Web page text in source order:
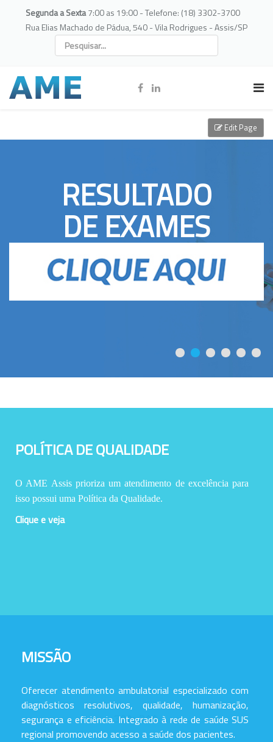
Segunda a Sexta7:00 as 19:00 - Telefone: (18) 3302-3700
Rua Elias Machado de Pádua, 540 - Vila Rodrigues - Assis/SP
RESULTADO
DE EXAMES
POLÍTICA DE QUALIDADE
O AME Assis prioriza um atendimento de excelência para
isso possui uma Política da Qualidade.
Clique e veja
MISSÃO
Oferecer atendimento ambulatorial especializado com
diagnósticos resolutivos, qualidade, humanização,
segurança e eficiência. Integrado à rede de saúde SUS
regional promovendo acesso a saúde dos pacientes.
Edit Page